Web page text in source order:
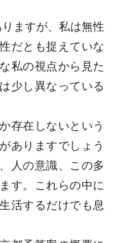
ますが、私は無性
だとも捉えていな
私の視点から見た
少し異なっている
存在しないという
ありますでしょう
人の意識、この多
す。これらの中に
活するだけでも息